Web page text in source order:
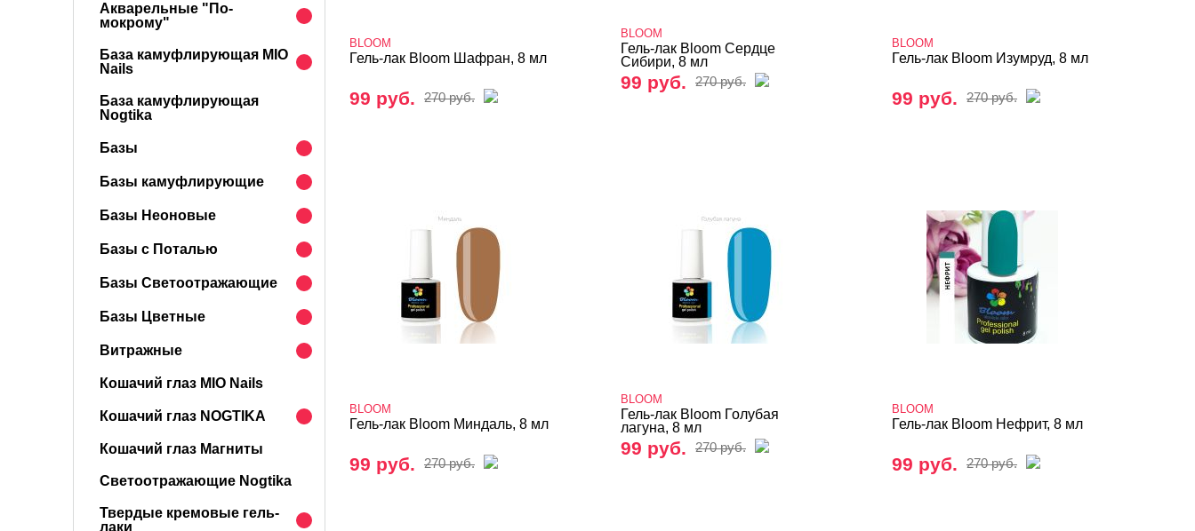
Акварельные "По-
мокрому"
База камуфлирующая MIO
Nails
База камуфлирующая
Nogtika
Базы
Базы камуфлирующие
Базы Неоновые
Базы с Поталью
Базы Светоотражающие
Базы Цветные
Витражные
Кошачий глаз MIO Nails
Кошачий глаз NOGTIKA
Кошачий глаз Магниты
Светоотражающие Nogtika
Твердые кремовые гель-
лаки
BLOOM
Гель-лак Bloom Шафран, 8 мл
99 руб. 270 руб.
BLOOM
Гель-лак Bloom Сердце
Сибири, 8 мл
99 руб. 270 руб.
BLOOM
Гель-лак Bloom Изумруд, 8 мл
99 руб. 270 руб.
BLOOM
Гель-лак Bloom Миндаль, 8 мл
99 руб. 270 руб.
BLOOM
Гель-лак Bloom Голубая
лагуна, 8 мл
99 руб. 270 руб.
BLOOM
Гель-лак Bloom Нефрит, 8 мл
99 руб. 270 руб.